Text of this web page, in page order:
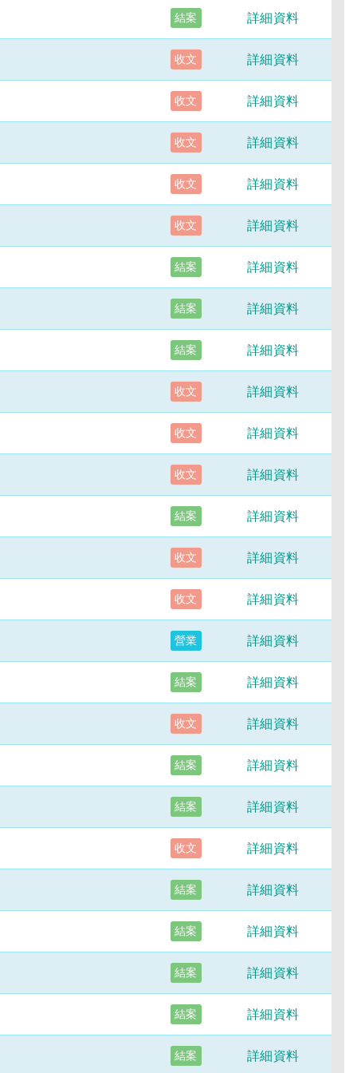
結案 詳細資料
收文 詳細資料
收文 詳細資料
收文 詳細資料
收文 詳細資料
收文 詳細資料
結案 詳細資料
結案 詳細資料
結案 詳細資料
收文 詳細資料
收文 詳細資料
收文 詳細資料
結案 詳細資料
收文 詳細資料
收文 詳細資料
營業 詳細資料
結案 詳細資料
收文 詳細資料
結案 詳細資料
結案 詳細資料
收文 詳細資料
結案 詳細資料
結案 詳細資料
結案 詳細資料
結案 詳細資料
結案 詳細資料